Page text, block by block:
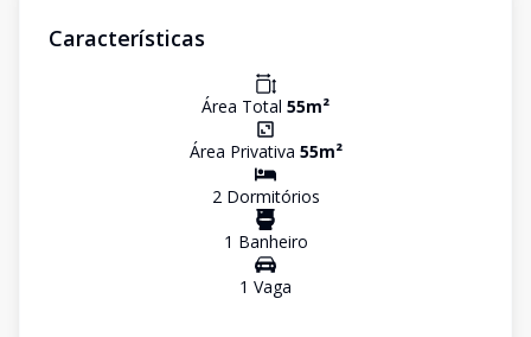
Características
Área Total 55m²
Área Privativa 55m²
2Dormitórios
1 Banheiro
1 Vaga